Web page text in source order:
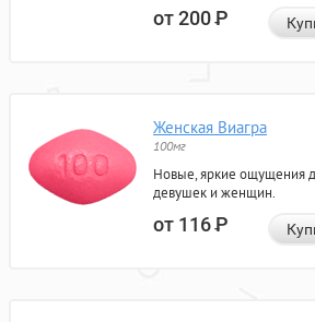
от 200Р
Женская Виагра
100мг
Новые, яркие ощущения
девушек и женщин.
от 116Р